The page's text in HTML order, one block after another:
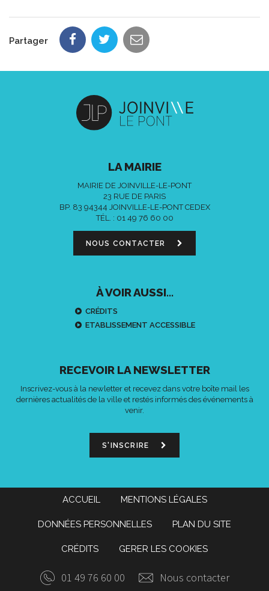
Partager
LA MAIRIE
MAIRIE DE JOINVILLE-LE-PONT
23 RUE DE PARIS
BP. 83 94344 JOINVILLE-LE-PONT CEDEX
TÉL. : 01 49 76 60 00
NOUS CONTACTER
À VOIR AUSSI...
CRÉDITS
ETABLISSEMENT ACCESSIBLE
RECEVOIR LA NEWSLETTER
Inscrivez-vous à la newletter et recevez dans votre boîte mail les
dernières actualités de la ville et restés informés des événements à
venir.
S'INSCRIRE
ACCUEIL MENTIONS LÉGALES
DONNÉES PERSONNELLES PLAN DU SITE
CRÉDITS GERER LES COOKIES
01 49 76 60 00 Nous contacter